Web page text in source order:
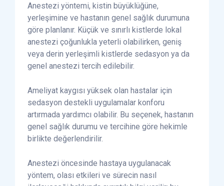
Anestezi yöntemi, kistin büyüklüğüne,
yerleşimine ve hastanın genel sağlık durumuna
göre planlanır. Küçük ve sınırlı kistlerde lokal
anestezi çoğunlukla yeterli olabilirken, geniş
veya derin yerleşimli kistlerde sedasyon ya da
genel anestezi tercih edilebilir.
Ameliyat kaygısı yüksek olan hastalar için
sedasyon destekli uygulamalar konforu
artırmada yardımcı olabilir. Bu seçenek, hastanın
genel sağlık durumu ve tercihine göre hekimle
birlikte değerlendirilir.
Anestezi öncesinde hastaya uygulanacak
yöntem, olası etkileri ve sürecin nasıl